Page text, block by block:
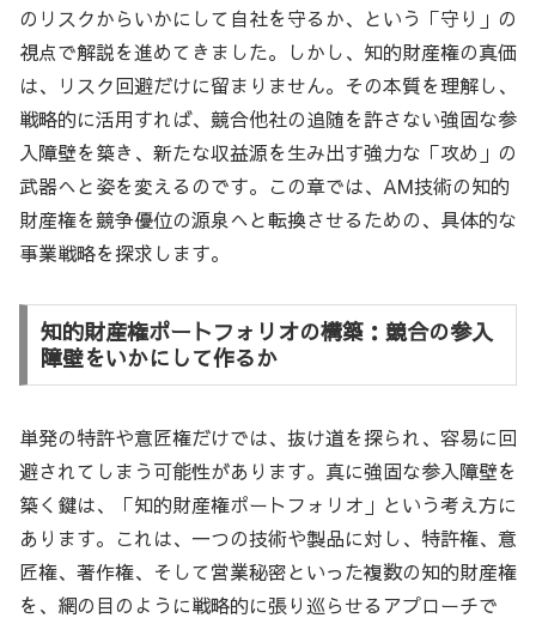
のリスクからいかにして自社を守るか、という「守り」の
視点で解説を進めてきました。しかし、知的財産権の真価
は、リスク回避だけに留まりません。その本質を理解し、
戦略的に活用すれば、競合他社の追随を許さない強固な参
入障壁を築き、新たな収益源を生み出す強力な「攻め」の
武器へと姿を変えるのです。この章では、AM技術の知的
財産権を競争優位の源泉へと転換させるための、具体的な
事業戦略を探求します。
知的財産権ポートフォリオの構築：競合の参入
障壁をいかにして作るか
単発の特許や意匠権だけでは、抜け道を探られ、容易に回
避されてしまう可能性があります。真に強固な参入障壁を
築く鍵は、「知的財産権ポートフォリオ」という考え方に
あります。これは、一つの技術や製品に対し、特許権、意
匠権、著作権、そして営業秘密といった複数の知的財産権
を、網の目のように戦略的に張り巡らせるアプローチで